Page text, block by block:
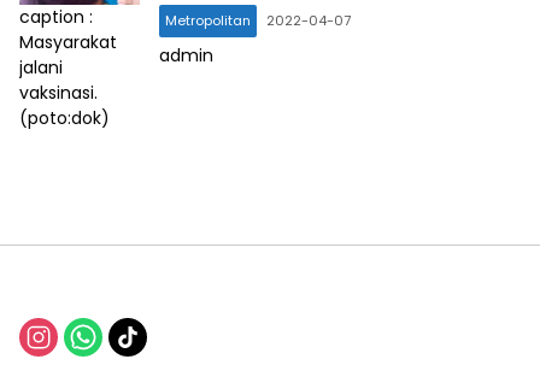
caption :
Masyarakat
jalani
vaksinasi.
(poto:dok)
Metropolitan 2022-04-07
admin